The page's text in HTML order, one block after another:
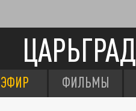
ЦАРЬГРАД
ЭФИР ФИЛЬМЫ